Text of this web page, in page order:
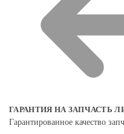
ГАРАНТИЯ НА ЗАПЧАСТЬ
Гарантированное качество